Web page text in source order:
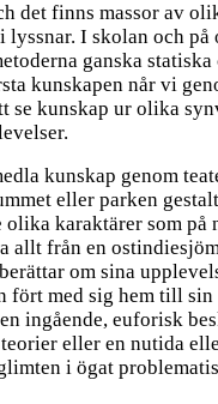
det finns massor av
lyssnar. I skolan och på
ganska statiska
kunskapen når vi
se kunskap ur olika
kunskap genom
eller parken
karaktärer som på
allt från en
om sina
fört med sig hem till
ingående, euforisk
eller en nutida
i ögat